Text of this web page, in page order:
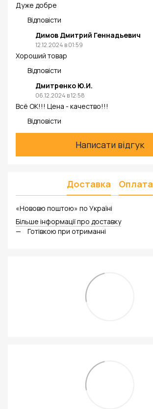
Дуже добре
Відповісти
Димов Дмитрий Геннадьевич
12.12.2024 в 01:59
Хороший товар
Відповісти
Дмитренко Ю.И.
06.12.2024 в 12:58
Всё ОК!!! Цена - качество!!!
Відповісти
Написати відгук
Доставка Оплата
«Нововю поштою» по Україні
Більше інформації про доставку
Готівкою при отриманні